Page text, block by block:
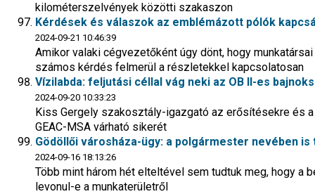
kilométerszelvények közötti szakaszon
Kérdések és válaszok az emblémázott pólók
2024-09-21 10:46:39
Amikor valaki cégvezetőként úgy dönt, hogy
számos kérdés felmerül a részletekkel kapcsolatosan
Vízilabda: feljutási céllal vág neki az OB II-es
2024-09-20 10:33:23
Kiss Gergely szakosztály-igazgató az erősítésekre és
GEAC-MSA várható sikerét
Gödöllői városháza-ügy: a polgármester nevében
2024-09-16 18:13:26
Több mint három hét elteltével sem tudtuk meg, hogy a
levonul-e a munkaterületről